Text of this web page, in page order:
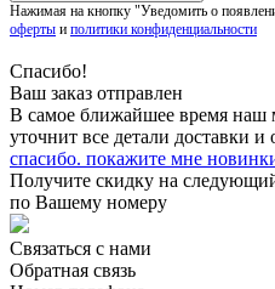
Нажимая на кнопку "Уведомить о
оферты и политики конфиденциальности
Спасибо!
Ваш заказ отправлен
В самое ближайшее время наш
уточнит все детали доставки и
спасибо. покажите мне
Получите скидку на
по Вашему номеру
Связаться с нами
Обратная связь